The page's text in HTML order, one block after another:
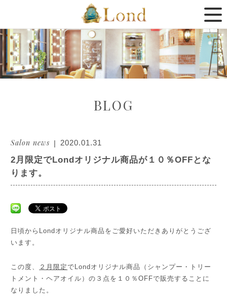
BLOG
Salon news 2020.01.31
2月限定でLondオリジナル商品が１０％OFFとな
ります。
日頃からLondオリジナル商品をご愛好いただきありがとうござ
います。
この度、 ２月限定でLondオリジナル商品（シャンプー・トリー
トメント・ヘアオイル）の３点を１０％OFFで販売することに
なりました。